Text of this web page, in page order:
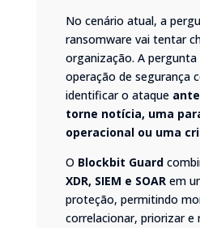
No cenário atual, a
ransomware vai tentar
organização. A pergunta
operação de segurança
identificar o ataque
torne notícia, uma
operacional ou uma
O Blockbit Guard
XDR, SIEM e SOARem
proteção, permitindo
correlacionar, priorizar e